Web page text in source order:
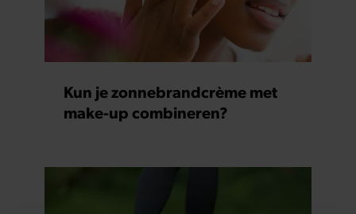
Kun je zonnebrandcrème met
make-up combineren?